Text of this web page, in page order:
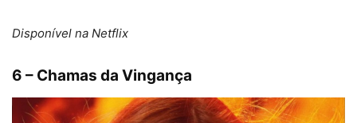
Disponível na Netflix
6 – Chamas da Vingança